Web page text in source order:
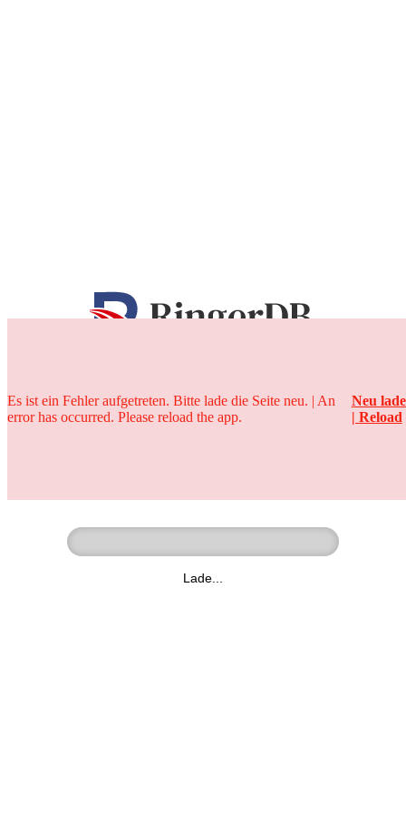
25 Jahre
Lade...
Es ist ein Fehler aufgetreten. Bitte lade die Seite neu. | An
error has occurred. Please reload the app.
Neu
| Reload